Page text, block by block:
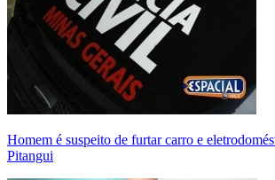
Homem é suspeito de furtar carro e
Pitangui